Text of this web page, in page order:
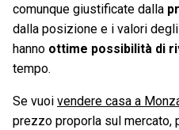
comunque giustificate dalla
dalla posizione e i valori
hanno ottime possibilità di
tempo.
Se vuoi vendere casa a
prezzo proporla sul mercato,